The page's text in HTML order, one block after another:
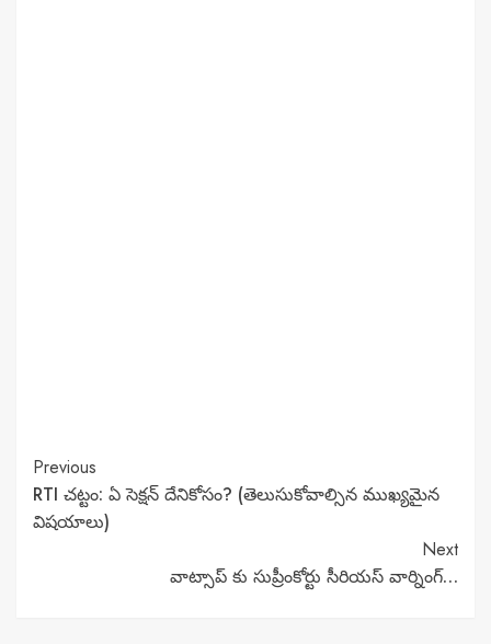
Continue
Reading
Previous
RTI చట్టం: ఏ సెక్షన్ దేనికోసం? (తెలుసుకోవాల్సిన ముఖ్యమైన
విషయాలు)
Next
వాట్సాప్ కు సుప్రీంకోర్టు సీరియస్ వార్నింగ్…